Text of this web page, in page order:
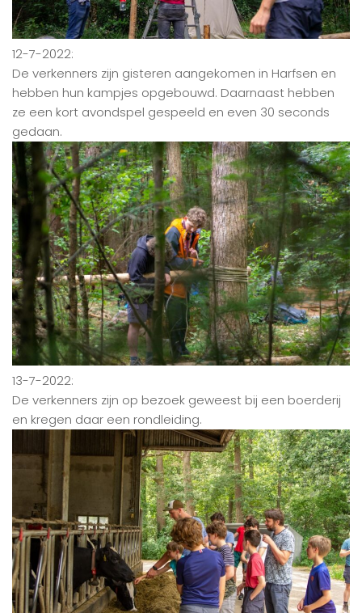
12-7-2022:
De verkenners zijn gisteren aangekomen in Harfsen en
hebben hun kampjes opgebouwd. Daarnaast hebben
ze een kort avondspel gespeeld en even 30 seconds
gedaan.
13-7-2022:
De verkenners zijn op bezoek geweest bij een boerderij
en kregen daar een rondleiding.